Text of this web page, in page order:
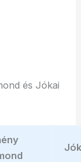
és Jókai